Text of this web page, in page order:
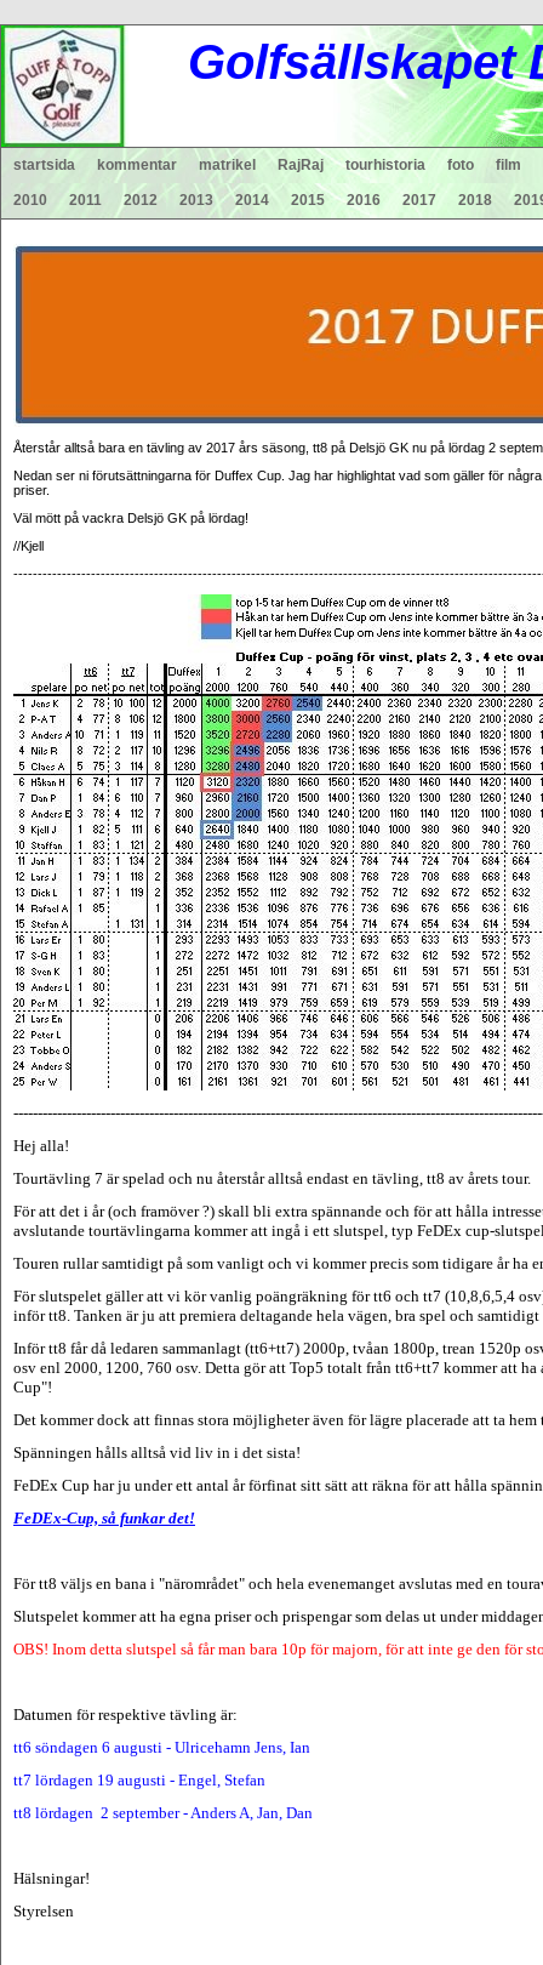
Golfsällskapet
startsida kommentar matrikel RajRaj tourhistoria foto film
2010 2011 2012 2013 2014 2015 2016 2017 2018
Återstår alltså bara en tävling av 2017 års säsong, tt8 på Delsjö GK nu på lördag 2
Nedan ser ni förutsättningarna för Duffex Cup. Jag har highlightat vad som gäller för
priser.
Väl mött på vackra Delsjö GK på lördag!
//Kjell
Hej alla!
Tourtävling 7 är spelad och nu återstår alltså endast en tävling, tt8 av årets tour.
För att det i år (och framöver ?) skall bli extra spännande och för att hålla
avslutande tourtävlingarna kommer att ingå i ett slutspel, typ FeDEx cup-
Touren rullar samtidigt på som vanligt och vi kommer precis som tidigare år ha
För slutspelet gäller att vi kör vanlig poängräkning för tt6 och tt7 (10,8,6,5,4
inför tt8. Tanken är ju att premiera deltagande hela vägen, bra spel och
Inför tt8 får då ledaren sammanlagt (tt6+tt7) 2000p, tvåan 1800p, trean 1520p
osv enl 2000, 1200, 760 osv. Detta gör att Top5 totalt från tt6+tt7 kommer att
Cup"!
Det kommer dock att finnas stora möjligheter även för lägre placerade att ta
Spänningen hålls alltså vid liv in i det sista!
FeDEx Cup har ju under ett antal år förfinat sitt sätt att räkna för att hålla
FeDEx-Cup, så funkar det!
För tt8 väljs en bana i "närområdet" och hela evenemanget avslutas med en
Slutspelet kommer att ha egna priser och prispengar som delas ut under
OBS! Inom detta slutspel så får man bara 10p för majorn, för att inte ge den för
Datumen för respektive tävling är:
tt6 söndagen 6 augusti - Ulricehamn Jens, Ian
tt7 lördagen 19 augusti - Engel, Stefan
tt8 lördagen 2 september - Anders A, Jan, Dan
Hälsningar!
Styrelsen